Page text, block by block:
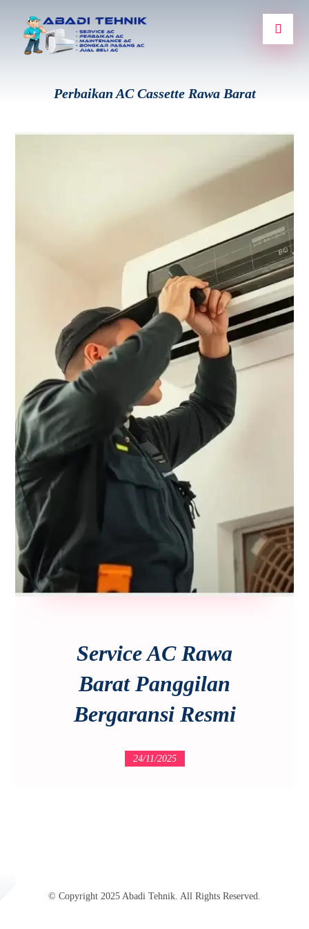
Perbaikan AC Cassette Rawa Barat
Service AC Rawa
Barat Panggilan
Bergaransi Resmi
24/11/2025
© Copyright 2025 Abadi Tehnik. All Rights Reserved.